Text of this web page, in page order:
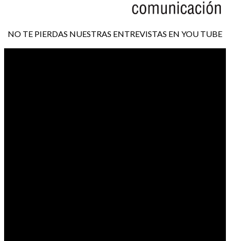
NO TE PIERDAS NUESTRAS ENTREVISTAS EN YOU TUBE